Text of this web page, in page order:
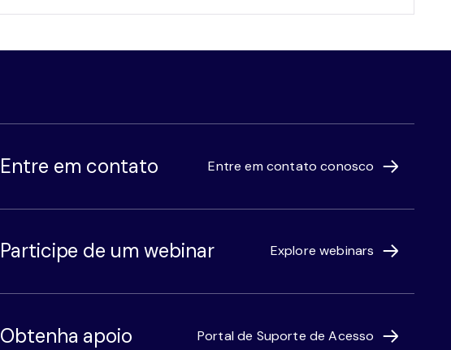
Entre em contato Entre em contato conosco
Participe de um webinar Explore webinars
Obtenha apoio Portal de Suporte de Acesso